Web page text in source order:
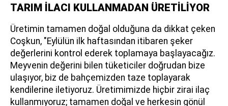
TARIM İLACI KULLANMADAN ÜRETİLİYOR
Üretimin tamamen doğal olduğuna da dikkat çeken
Coşkun, "Eylülün ilk haftasından itibaren şeker
değerlerini kontrol ederek toplamaya başlayacağız.
Meyvenin değerini bilen tüketiciler doğrudan bize
ulaşıyor, biz de bahçemizden taze toplayarak
kendilerine iletiyoruz. Üretimimizde hiçbir zirai ilaç
kullanmıyoruz; tamamen doğal ve herkesin gönül